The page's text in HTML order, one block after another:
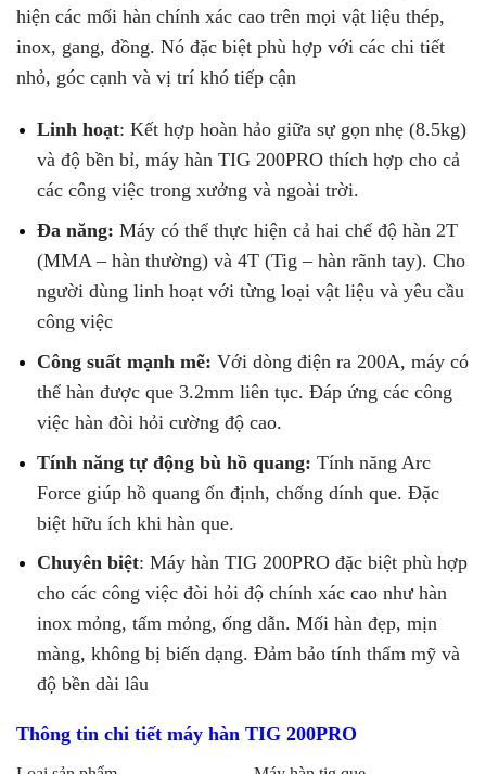
hiện các mối hàn chính xác cao trên mọi vật liệu thép,
inox, gang, đồng. Nó đặc biệt phù hợp với các chi tiết
nhỏ, góc cạnh và vị trí khó tiếp cận
Linh hoạt: Kết hợp hoàn hảo giữa sự gọn nhẹ (8.5kg)
và độ bền bỉ, máy hàn TIG 200PRO thích hợp cho cả
các công việc trong xưởng và ngoài trời.
Đa năng: Máy có thể thực hiện cả hai chế độ hàn 2T
(MMA – hàn thường) và 4T (Tig – hàn rãnh tay). Cho
người dùng linh hoạt với từng loại vật liệu và yêu cầu
công việc
Công suất mạnh mẽ: Với dòng điện ra 200A, máy có
thể hàn được que 3.2mm liên tục. Đáp ứng các công
việc hàn đòi hỏi cường độ cao.
Tính năng tự động bù hồ quang: Tính năng Arc
Force giúp hồ quang ổn định, chống dính que. Đặc
biệt hữu ích khi hàn que.
Chuyên biệt: Máy hàn TIG 200PRO đặc biệt phù hợp
cho các công việc đòi hỏi độ chính xác cao như hàn
inox mỏng, tấm mỏng, ống dẫn. Mối hàn đẹp, mịn
màng, không bị biến dạng. Đảm bảo tính thẩm mỹ và
độ bền dài lâu
Thông tin chi tiết máy hàn TIG 200PRO